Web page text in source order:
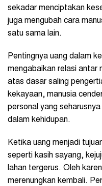
sekadar menciptakan
juga mengubah cara
satu sama lain.
Pentingnya uang dalam
mengabaikan relasi antar
atas dasar saling
kekayaan, manusia
personal yang
dalam kehidupan.
Ketika uang menjadi
seperti kasih sayang,
lahan tergerus. Oleh
merenungkan kembali.